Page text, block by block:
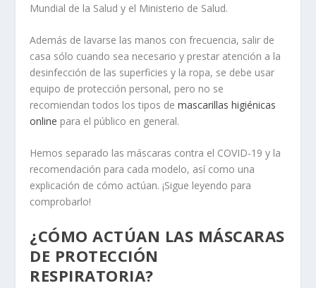
Mundial de la Salud y el Ministerio de Salud.
Además de lavarse las manos con frecuencia, salir de
casa sólo cuando sea necesario y prestar atención a la
desinfección de las superficies y la ropa, se debe usar
equipo de protección personal, pero no se
recomiendan todos los tipos demascarillas higiénicas
online para el público en general.
Hemos separado las máscaras contra el COVID-19 y la
recomendación para cada modelo, así como una
explicación de cómo actúan. ¡Sigue leyendo para
comprobarlo!
¿CÓMO ACTÚAN LAS MÁSCARAS
DE PROTECCIÓN
RESPIRATORIA?